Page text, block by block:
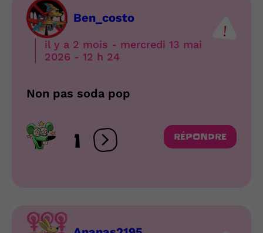
Ben_costo
il y a 2 mois - mercredi 13 mai
2026 - 12 h 24
Non pas soda pop
1 Ouvrir les réactions
RÉPONDRE